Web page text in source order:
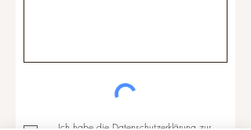
Ich habe die Datenschutzerklärung zur